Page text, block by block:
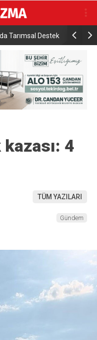
Tarımsal Destek DMM:
gerçek
4
TÜM YAZILARI
Gündem